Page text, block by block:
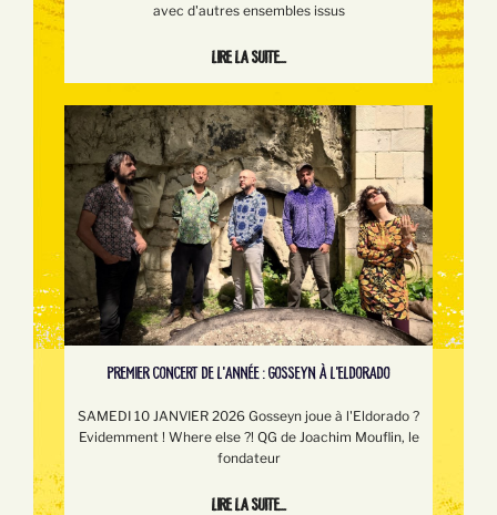
avec d'autres ensembles issus
Lire la suite...
PREMIER CONCERT DE L'ANNÉE : GOSSEYN À L'ELDORADO
SAMEDI 10 JANVIER 2026 Gosseyn joue à l'Eldorado ?
Evidemment ! Where else ?! QG de Joachim Mouflin, le
fondateur
Lire la suite...